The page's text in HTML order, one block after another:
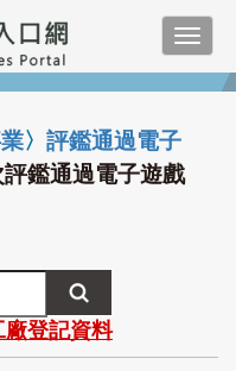
〉評鑑通過電子
鑑通過電子遊戲
廠登記資料